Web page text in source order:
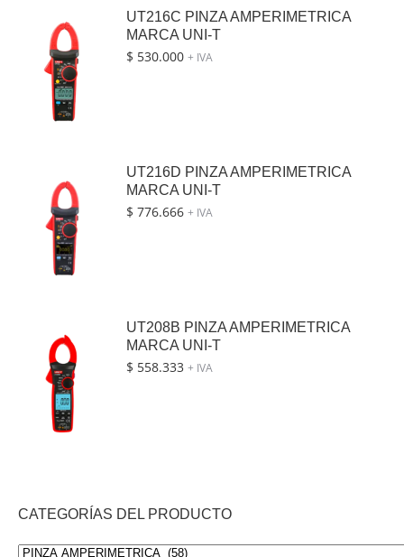
UT216C PINZA AMPERIMETRICA
MARCA UNI-T
$ 530.000 + IVA
UT216D PINZA AMPERIMETRICA
MARCA UNI-T
$ 776.666 + IVA
UT208B PINZA AMPERIMETRICA
MARCA UNI-T
$ 558.333 + IVA
CATEGORÍAS DEL PRODUCTO